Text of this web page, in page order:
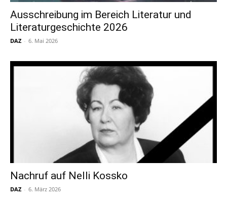
Ausschreibung im Bereich Literatur und
Literaturgeschichte 2026
DAZ - 6. Mai 2026
Nachruf auf Nelli Kossko
DAZ - 6. März 2026